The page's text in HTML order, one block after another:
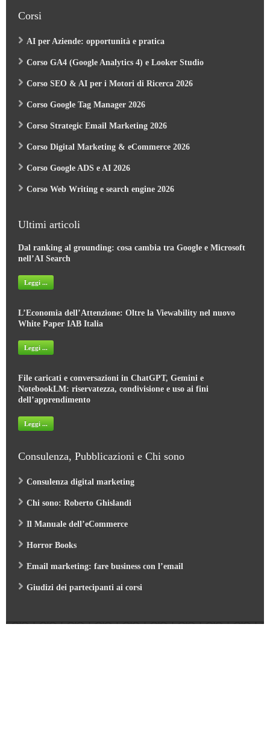
Corsi
AI per Aziende: opportunità e pratica
Corso GA4 (Google Analytics 4) e Looker Studio
Corso SEO & AI per i Motori di Ricerca 2026
Corso Google Tag Manager 2026
Corso Strategic Email Marketing 2026
Corso Digital Marketing & eCommerce 2026
Corso Google ADS e AI 2026
Corso Web Writing e search engine 2026
Ultimi articoli
Dal ranking al grounding: cosa cambia tra Google e Microsoft
nell’AI Search
Leggi ...
L’Economia dell’Attenzione: Oltre la Viewability nel nuovo
White Paper IAB Italia
Leggi ...
File caricati e conversazioni in ChatGPT, Gemini e
NotebookLM: riservatezza, condivisione e uso ai fini
dell’apprendimento
Leggi ...
Consulenza, Pubblicazioni e Chi sono
Consulenza digital marketing
Chi sono: Roberto Ghislandi
Il Manuale dell’eCommerce
Horror Books
Email marketing: fare business con l’email
Giudizi dei partecipanti ai corsi